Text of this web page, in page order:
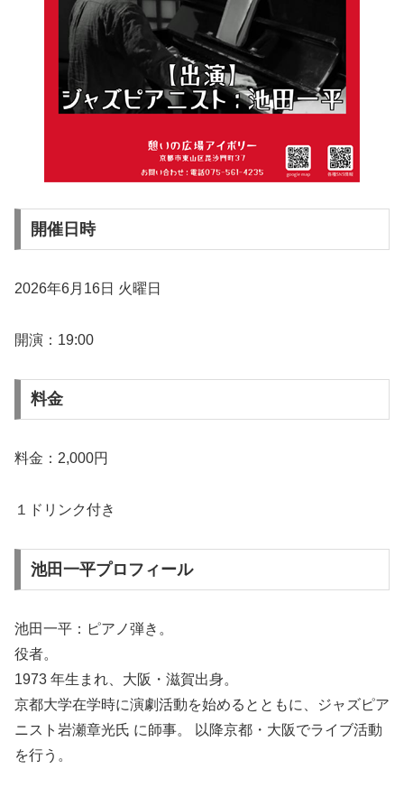
開催日時
2026年6月16日 火曜日
開演：19:00
料金
料金：2,000円
１ドリンク付き
池田一平プロフィール
池田一平：ピアノ弾き。
役者。
1973 年生まれ、大阪・滋賀出身。
京都大学在学時に演劇活動を始めるとともに、ジャズピア
ニスト岩瀬章光氏 に師事。 以降京都・大阪でライブ活動
を行う。